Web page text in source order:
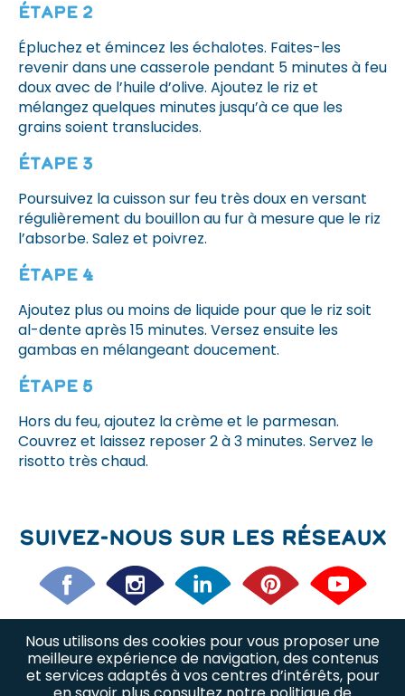
Étape 2
Épluchez et émincez les échalotes. Faites-les
revenir dans une casserole pendant 5 minutes à feu
doux avec de l’huile d’olive. Ajoutez le riz et
mélangez quelques minutes jusqu’à ce que les
grains soient translucides.
Étape 3
Poursuivez la cuisson sur feu très doux en versant
régulièrement du bouillon au fur à mesure que le riz
l’absorbe. Salez et poivrez.
Étape 4
Ajoutez plus ou moins de liquide pour que le riz soit
al-dente après 15 minutes. Versez ensuite les
gambas en mélangeant doucement.
Étape 5
Hors du feu, ajoutez la crème et le parmesan.
Couvrez et laissez reposer 2 à 3 minutes. Servez le
risotto très chaud.
Suivez-nous sur les réseaux
Nos offres d’emploi
Nos métiers
Nous utilisons des cookies pour vous proposer une
meilleure expérience de navigation, des contenus
et services adaptés à vos centres d’intérêts, pour